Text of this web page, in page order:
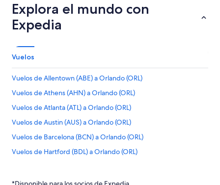
Explora el mundo con
Expedia
Vuelos
Vuelos de Allentown (ABE) a Orlando (ORL)
Vuelos de Athens (AHN) a Orlando (ORL)
Vuelos de Atlanta (ATL) a Orlando (ORL)
Vuelos de Austin (AUS) a Orlando (ORL)
Vuelos de Barcelona (BCN) a Orlando (ORL)
Vuelos de Hartford (BDL) a Orlando (ORL)
Vuelos de Aeropuerto Internacional de Bogotá-El Dorado